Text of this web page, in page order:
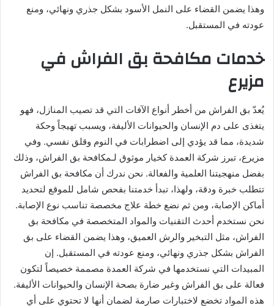
وهذا يضمن القضاء على النمل الأسود بشكل جذري ونهائي، ومنع
عودته في المستقبل.
خدمات مكافحة بق الفراش في
مزيرع
يُعدّ بق الفراش من أخطر أنواع الآفات التي قد تصيب المنازل، فهو
يتغذى على دم الإنسان والحيوانات الأليفة، ويسبب تهيجاً وحكة
شديدة، مما قد يؤدي إلى اضطرابات في النوم وقلق نفسي. وفي
مزيرع، تبرز شركة العمدة كخيار موثوق لـمكافحة بق الفراش، وذلك
بفضل منهجيتنا العلمية والفعالة. نحن ندرك أن مكافحة بق الفراش
تتطلب خبرة ودقة، ولهذا، تبدأ خدمتنا بفحص شامل للموقع لتحديد
أماكن الإصابة، ومن ثم نضع خطة علاج مخصصة تناسب نوع الإصابة.
نحن نستخدم أحدث التقنيات والمواد المتخصصة في مكافحة بق
الفراش، مثل التبخير والرش العميق، وهذا يضمن القضاء على بق
الفراش بشكل جذري ونهائي، ومنع عودته في المستقبل. إن
المبيدات التي نستخدمها في شركة العمدة مصممة خصيصاً لتكون
فعالة على بق الفراش وغير ضارة بصحة الإنسان والحيوانات الأليفة.
هذه المواد تخضع لاختبارات صارمة لضمان أنها لا تحتوي على أي